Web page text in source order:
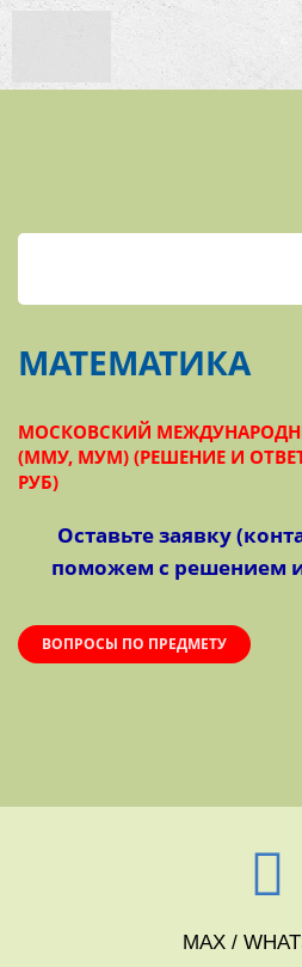
МАТЕМАТИКА
МОСКОВСКИЙ
(ММУ, МУМ) (РЕШЕНИЕ И
РУБ)
Оставьте заявку
поможем с решением и
ВОПРОСЫ ПО ПРЕДМЕТУ
MAX /